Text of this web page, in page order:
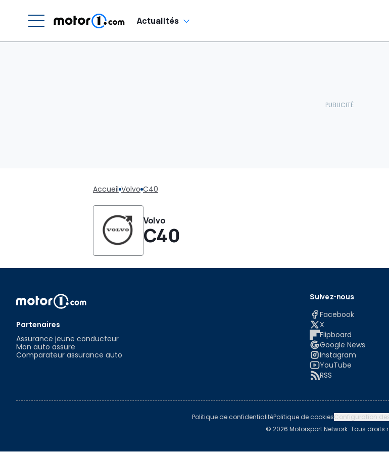
Actualités
Accueil Volvo C40
Volvo
C40
Partenaires
Assurance jeune conducteur
Mon auto assure
Comparateur assurance auto
Suivez-nous
Facebook
X
Flipboard
Google News
Instagram
YouTube
RSS
Politique de confidentialitéPolitique de cookiesConfiguration
© 2026 Motorsport Network. Tous droits